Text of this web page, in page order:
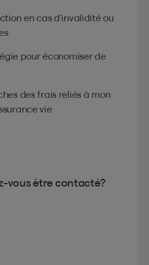
en cas d’invalidité ou
pour économiser de
des frais reliés à mon
vie
vous être contacté?